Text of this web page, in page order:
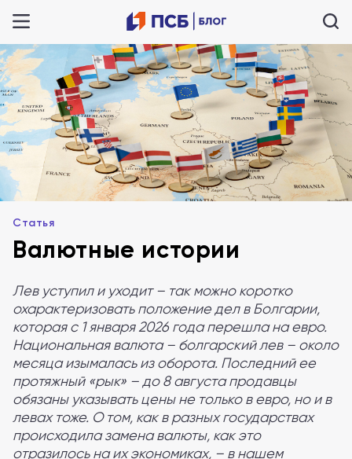
Статья
Валютные истории
Лев уступил и уходит – так можно коротко
охарактеризовать положение дел в Болгарии,
которая с 1 января 2026 года перешла на евро.
Национальная валюта – болгарский лев – около
месяца изымалась из оборота. Последний ее
протяжный «рык» – до 8 августа продавцы
обязаны указывать цены не только в евро, но и в
левах тоже. О том, как в разных государствах
происходила замена валюты, как это
отразилось на их экономиках, – в нашем